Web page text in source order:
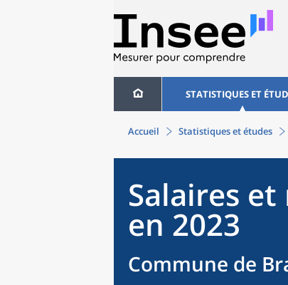
STATISTIQUES ET
Accueil Statistiques et études
Salaires
en 2023
Commune de